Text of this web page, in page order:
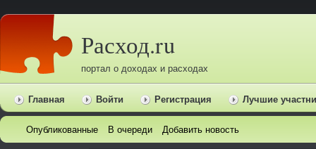
Расход.ru
портал о доходах и расходах
Главная Войти Регистрация Лучшие
Опубликованные В очереди Добавить новость